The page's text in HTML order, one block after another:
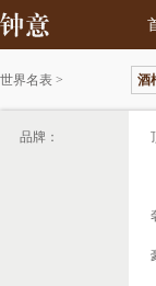
世界名表 > 酒
品牌：